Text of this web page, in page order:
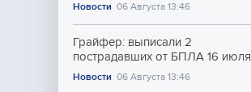
Новости 06 Августа 13:46
Грайфер: выписали 2
пострадавших от БПЛА 16 июля
Новости 06 Августа 13:46